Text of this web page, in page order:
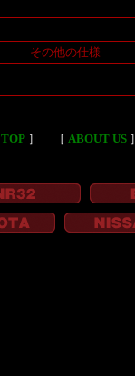
その他の仕様
TOP］ ［ ABOUT US］